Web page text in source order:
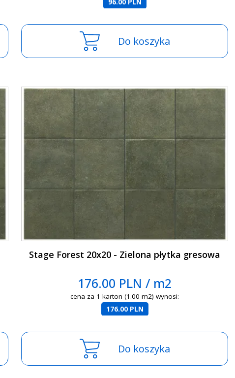
Do koszyka
Stage Forest 20x20 - Zielona płytka gresowa
176.00 PLN / m2
cena za 1 karton (1.00 m2) wynosi:
176.00 PLN
Do koszyka